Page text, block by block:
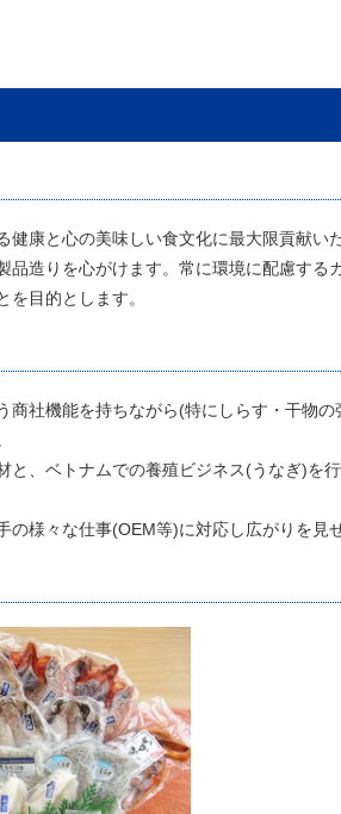
健康と心の美味しい食文化に最大限貢献い
品造りを心がけます。常に環境に配慮する
を目的とします。
商社機能を持ちながら(特にしらす・干物
と、ベトナムでの養殖ビジネス(うなぎ)を
の様々な仕事(OEM等)に対応し広がりを見せ